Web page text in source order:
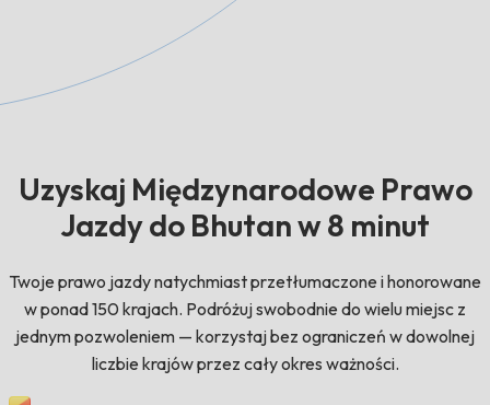
Uzyskaj Międzynarodowe Prawo
Jazdy do Bhutan w 8 minut
Twoje prawo jazdy natychmiast przetłumaczone i honorowane
w ponad 150 krajach. Podróżuj swobodnie do wielu miejsc z
jednym pozwoleniem — korzystaj bez ograniczeń w dowolnej
liczbie krajów przez cały okres ważności.